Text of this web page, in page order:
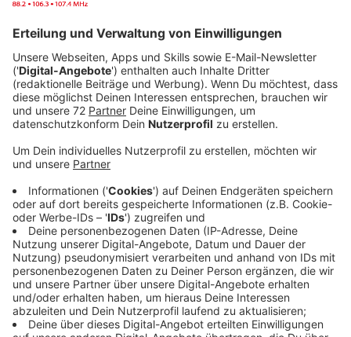
"You Broke Me First" ist für mich ein ganz besonderer
Song“, erklärt sie. "Er handelt von jemandem in einer
Beziehung, der sich einen Dreck um den anderen
schert, aber nach sechs Monaten beschließt, wieder
angekrochen zu kommen. Es geht um das Gefühl, zu
wissen, wie viel ein Mensch dir bedeutet, aber
dennoch diesmal nicht wieder schwach zu werden. Ich
wie ich."
Anzeige
Im Februar wurde Tate zu einem der "YouTube Music’s
Artist on the Rise" gekürt. Das Newcomer-Künstler-
Programm der Video-Plattform fokussiert sich auf